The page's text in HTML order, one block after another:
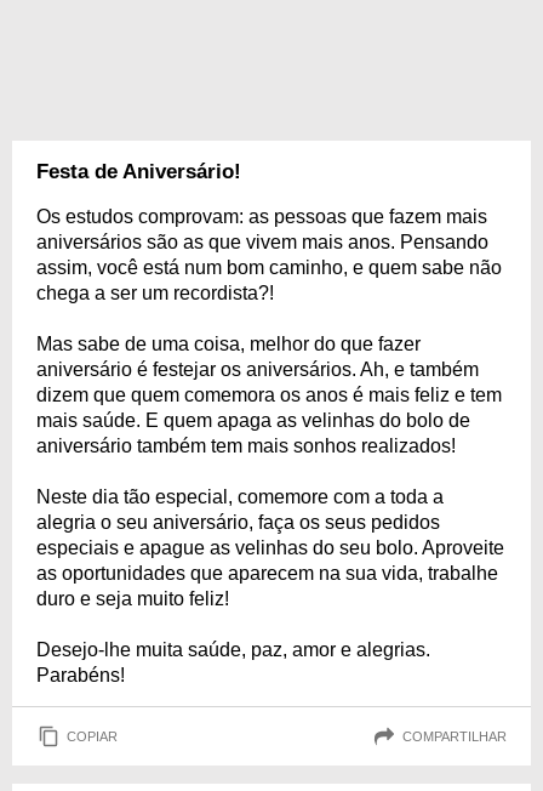
Festa de Aniversário!
Os estudos comprovam: as pessoas que fazem mais
aniversários são as que vivem mais anos. Pensando
assim, você está num bom caminho, e quem sabe não
chega a ser um recordista?!
Mas sabe de uma coisa, melhor do que fazer
aniversário é festejar os aniversários. Ah, e também
dizem que quem comemora os anos é mais feliz e tem
mais saúde. E quem apaga as velinhas do bolo de
aniversário também tem mais sonhos realizados!
Neste dia tão especial, comemore com a toda a
alegria o seu aniversário, faça os seus pedidos
especiais e apague as velinhas do seu bolo. Aproveite
as oportunidades que aparecem na sua vida, trabalhe
duro e seja muito feliz!
Desejo-lhe muita saúde, paz, amor e alegrias.
Parabéns!
COPIAR COMPARTILHAR